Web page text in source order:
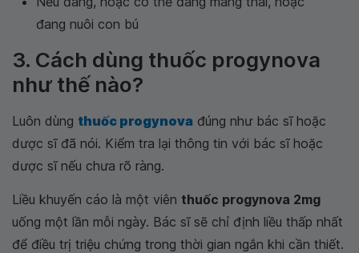
đang nuôi con bú
3. Cách dùng thuốc progynova
như thế nào?
Luôn dùng thuốc progynova đúng như bác sĩ hoặc
dược sĩ đã nói. Kiểm tra lại thông tin với bác sĩ hoặc
dược sĩ nếu chưa rõ ràng.
Liều khuyến cáo là một viên thuốc progynova 2mg
uống một lần mỗi ngày. Bác sĩ sẽ chỉ định liều thấp nhất
để điều trị triệu chứng trong thời gian ngắn khi cần thiết.